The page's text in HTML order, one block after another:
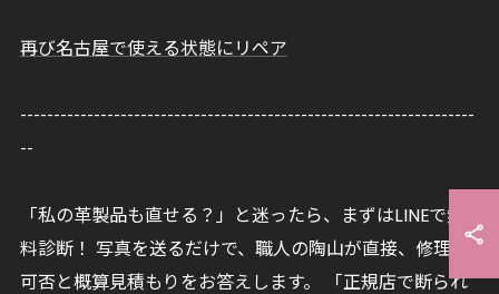
再び名古屋で使える状態にリペア
--------------------------------------------------------------------
--
「私の革製品も直せる？」と迷ったら、まずはLINEで無
料診断！ 写真を送るだけで、職人の陶山が直接、修理の
可否と概算見積もりをお答えします。 「正規店で断られ